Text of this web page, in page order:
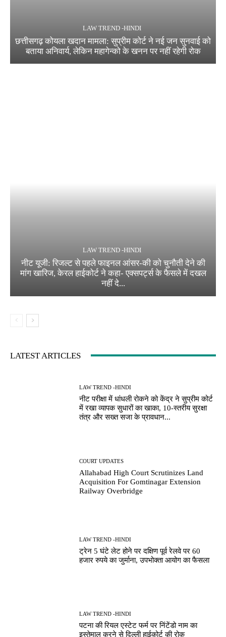
LAW TREND -HINDI
छत्तीसगढ़ कोयला खदान मामला: सुप्रीम कोर्ट ने नई जन सुनवाई को
बताया अनिवार्य, लेकिन महागेन्को के खनन पर नहीं रहेगी रोक
LAW TREND -HINDI
नीट यूजी: रिजल्ट से पहले फाइनल आंसर-की को चुनौती देने की
मांग खारिज, केरल हाईकोर्ट ने कहा- एक्सपर्ट्स के फैसले में दखल
नहीं दे...
LATEST ARTICLES
LAW TREND -HINDI
नीट परीक्षा में धांधली रोकने को केंद्र ने सुप्रीम कोर्ट
में रखा व्यापक सुधारों का खाका, 10-स्तरीय सुरक्षा
तंत्र और सख्त सजा के प्रावधान...
COURT UPDATES
Allahabad High Court Scrutinizes Land
Acquisition For Gomtinagar Extension
Railway Overbridge
LAW TREND -HINDI
ट्रेन 5 घंटे लेट होने पर दक्षिण पूर्व रेलवे पर 60
हजार रुपये का जुर्माना, उपभोक्ता आयोग का फैसला
LAW TREND -HINDI
पटना की रियल एस्टेट फर्म पर निंटेंडो नाम का
इस्तेमाल करने से दिल्ली हाईकोर्ट की रोक